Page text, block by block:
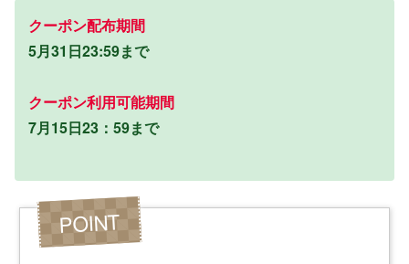
クーポン配布期間
5月31日23:59まで
クーポン利用可能期間
7月15日23：59まで